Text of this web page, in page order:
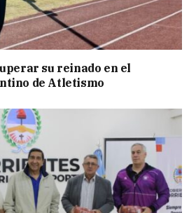
su reinado en el
de Atletismo